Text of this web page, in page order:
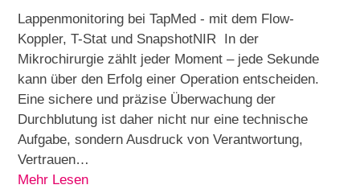
Lappenmonitoring bei TapMed - mit dem Flow-
Koppler, T-Stat und SnapshotNIR In der
Mikrochirurgie zählt jeder Moment – jede Sekunde
kann über den Erfolg einer Operation entscheiden.
Eine sichere und präzise Überwachung der
Durchblutung ist daher nicht nur eine technische
Aufgabe, sondern Ausdruck von Verantwortung,
Vertrauen…
Mehr Lesen